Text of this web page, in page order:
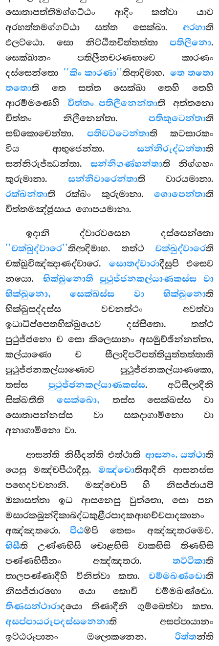
සොතාපත්තිමග්ගට්ඨං ආදිං කත්වා යාව
අරහත්තමග්ගට්ඨා සත්ත සෙක්ඛා. අරහාති
ඵලට්ඨො. සො නිට්ඨිතචිත්තත්තා පතිලීනො.
සෙක්ඛානං පතිලීනචරණභාවෙ කාරණං
දස්සෙන්තො ‘‘කිං කාරණා’’තිආදිමාහ. තෙ තතො
තතොති තෙ සත්ත සෙක්ඛා තෙහි තෙහි
ආරම්මණෙහි චිත්තං පතිලීනෙන්තාති අත්තනො
චිත්තං නිලීනෙන්තා. පතිකුටෙන්තාති
සඞ්කොචෙන්තා. පතිවට්ටෙන්තාති කටසාරකං
විය ආභුජෙන්තා. සන්නිරුද්ධන්තාති
සන්නිරුජ්ඣන්තා. සන්නිගණ්හන්තාති නිග්ගහං
කුරුමානා. සන්නිවාරෙන්තාති වාරයමානා.
රක්ඛන්තාති රක්ඛං කුරුමානා. ගොපෙන්තාති
චිත්තමඤ්ජූසාය ගොපයමානා.
ඉදානිද්වාරවසෙන දස්සෙන්තො
‘‘චක්ඛුද්වාරෙ’’තිආදිමාහ. තත්ථ චක්ඛුද්වාරෙති
චක්ඛුවිඤ්ඤාණද්වාරෙ. සොතද්වාරාදීසුපි එසෙව
නයො. භික්ඛුනොති පුථුජ්ජනකල්යාණකස්ස වා
භික්ඛුනො, සෙක්ඛස්ස වා භික්ඛුනොති
භික්ඛුසද්දස්ස වචනත්ථං අවත්වා
ඉධාධිප්පෙතභික්ඛුයෙව දස්සිතො. තත්ථ
පුථුජ්ජනො ච සො කිලෙසානං අසමුච්ඡින්නත්තා,
කල්යාණො ච සීලාදිපටිපත්තියුත්තත්තාති
පුථුජ්ජනකල්යාණොව පුථුජ්ජනකල්යාණකො,
තස්ස පුථුජ්ජනකල්යාණකස්ස. අධිසීලාදීනි
සික්ඛතීති සෙක්ඛො, තස්ස සෙක්ඛස්ස වා
සොතාපන්නස්ස වා සකදාගාමිනො වා
අනාගාමිනො වා.
ආසන්ති නිසීදන්ති එත්ථාතිආසනං. යත්ථාති
යෙසු මඤ්චපීඨාදීසු. මඤ්චොතිආදීනි ආසනස්ස
පභෙදවචනානි. මඤ්චොපි හි නිසජ්ජායපි
ඔකාසත්තා ඉධ ආසනෙසු වුත්තො, සො පන
මසාරකබුන්දිකාබද්ධකුළීරපාදකආහච්චපාදකානං
අඤ්ඤතරො. පීඨම්පි තෙසං අඤ්ඤතරමෙව.
භිසීති උණ්ණභිසි චොළභිසි වාකභිසි තිණභිසි
පණ්ණභිසීනං අඤ්ඤතරා. තට්ටිකාති
තාලපණ්ණාදීහි විනිත්වා කතා. චම්මඛණ්ඩොති
නිසජ්ජාරහො යො කොචි චම්මඛණ්ඩො.
තිණසන්ථාරාදයො තිණාදීනි ගුම්බෙත්වා කතා.
අසප්පායරූපදස්සනෙනාති අසප්පායානං
ඉට්ඨරූපානං ඔලොකනෙන. රිත්තන්ති